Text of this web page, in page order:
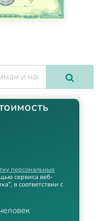
персональных
сервиса веб-
в соответствии с